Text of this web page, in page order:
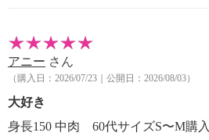
アニー さん
（購入日：2026/07/23｜公開日：2026/08/03）
大好き
身長150 中肉 60代サイズS〜M購入